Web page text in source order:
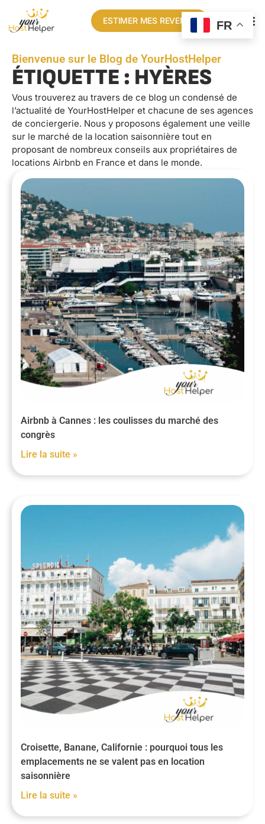
ESTIMER MES REVENUS
Bienvenue sur le Blog de YourHostHelper
ÉTIQUETTE : HYÈRES
Vous trouverez au travers de ce blog un condensé de
l’actualité de YourHostHelper et chacune de ses agences
de conciergerie. Nous y proposons également une veille
sur le marché de la location saisonnière tout en
proposant de nombreux conseils aux propriétaires de
locations Airbnb en France et dans le monde.
Airbnb à Cannes : les coulisses du marché des
congrès
Lire la suite »
Croisette, Banane, Californie : pourquoi tous les
emplacements ne se valent pas en location
saisonnière
Lire la suite »
FR